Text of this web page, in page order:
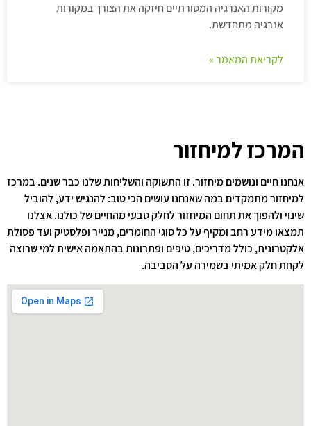
מקורות האנרגיה המסורתיים חיזקה את הצורך במקורות
אנרגיה מתחדשת.
לקריאת המאמר »
המרכז למיחזור
אנחנו חיים ונושמים מיחזור. זו התשוקה והשליחות שלנו כבר שנים. במרכז
למיחזור מתמקדים במה שאנחנו עושים הכי טוב: להנגיש ידע, להוביל
שינוי ולהפוך את תחום המיחזור לחלק טבעי מהחיים של כולנו. אצלנו
תמצאו מידע רחב ומקיף על כל סוגי החומרים, מנייר ופלסטיק ועד פסולת
אלקטרונית, כולל מדריכים, טיפים ופתרונות בהתאמה אישית למי שרוצה
לקחת חלק אמיתי בשמירה על הסביבה.